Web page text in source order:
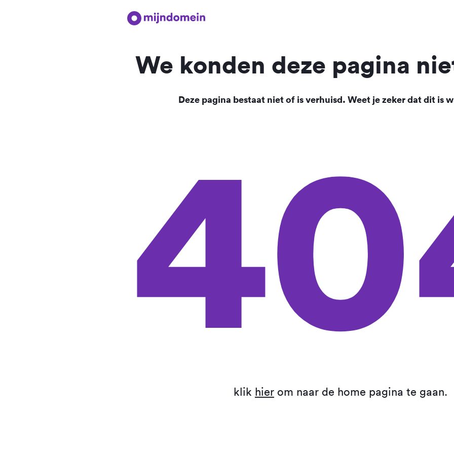
We konden deze pagina
Deze pagina bestaat niet of is verhuisd. Weet je zeker dat dit is
klik hier om naar de home pagina te gaan.